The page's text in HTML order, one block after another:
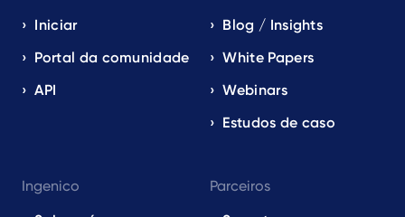
Iniciar
Portal da comunidade
API
Blog / Insights
White Papers
Webinars
Estudos de caso
Ingenico
Parceiros